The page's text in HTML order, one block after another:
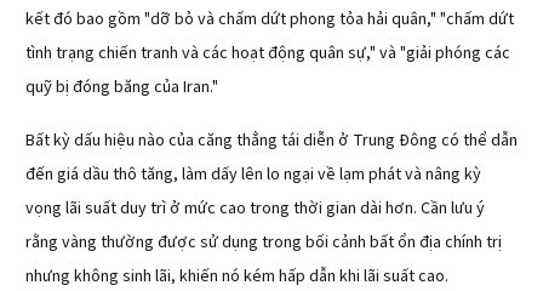
kết đó bao gồm "dỡ bỏ và chấm dứt phong tỏa hải quân," "chấm dứt
tình trạng chiến tranh và các hoạt động quân sự," và "giải phóng các
quỹ bị đóng băng của Iran."
Bất kỳ dấu hiệu nào của căng thẳng tái diễn ở Trung Đông có thể dẫn
đến giá dầu thô tăng, làm dấy lên lo ngại về lạm phát và nâng kỳ
vọng lãi suất duy trì ở mức cao trong thời gian dài hơn. Cần lưu ý
rằng vàng thường được sử dụng trong bối cảnh bất ổn địa chính trị
nhưng không sinh lãi, khiến nó kém hấp dẫn khi lãi suất cao.